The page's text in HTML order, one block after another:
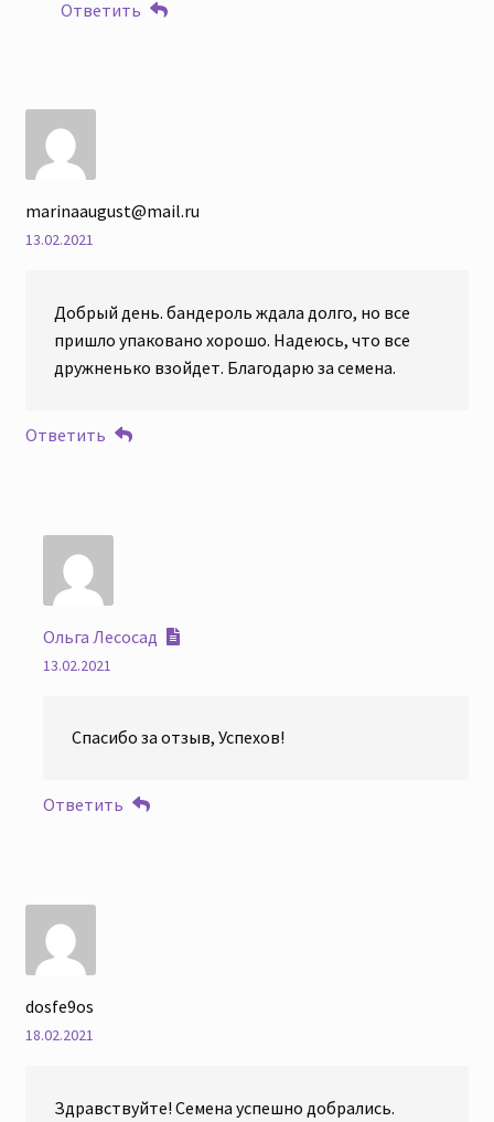
Ответить
marinaaugust@mail.ru
13.02.2021
Добрый день. бандероль ждала долго, но все
пришло упаковано хорошо. Надеюсь, что все
дружненько взойдет. Благодарю за семена.
Ответить
Ольга Лесосад
13.02.2021
Спасибо за отзыв, Успехов!
Ответить
dosfe9os
18.02.2021
Здравствуйте! Семена успешно добрались.